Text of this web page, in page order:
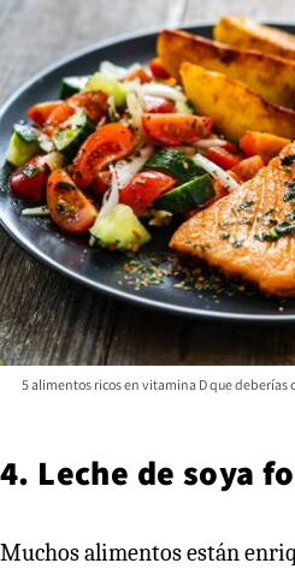
5 alimentos ricos en vitamina D que deberías
4. Leche de soya
Muchos alimentos están